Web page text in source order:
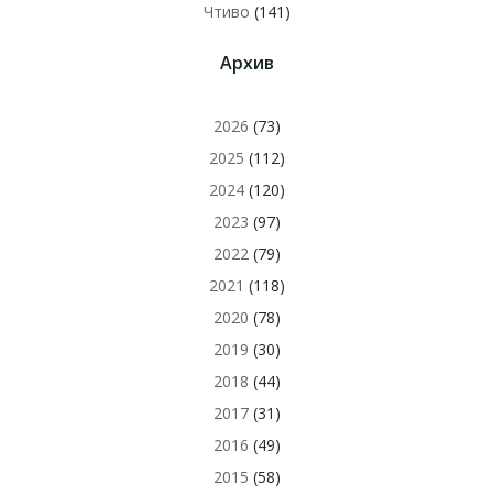
Чтиво (141)
Архив
2026 (73)
2025 (112)
2024(120)
2023 (97)
2022(79)
2021 (118)
2020 (78)
2019 (30)
2018 (44)
2017(31)
2016 (49)
2015 (58)